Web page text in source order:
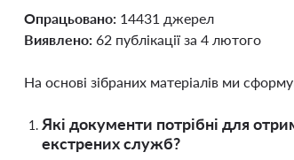
Опрацьовано: 14431 джерел
Виявлено: 62 публікації за 4 лютого
На основі зібраних матеріалів ми
Які документи потрібні для
екстрених служб?